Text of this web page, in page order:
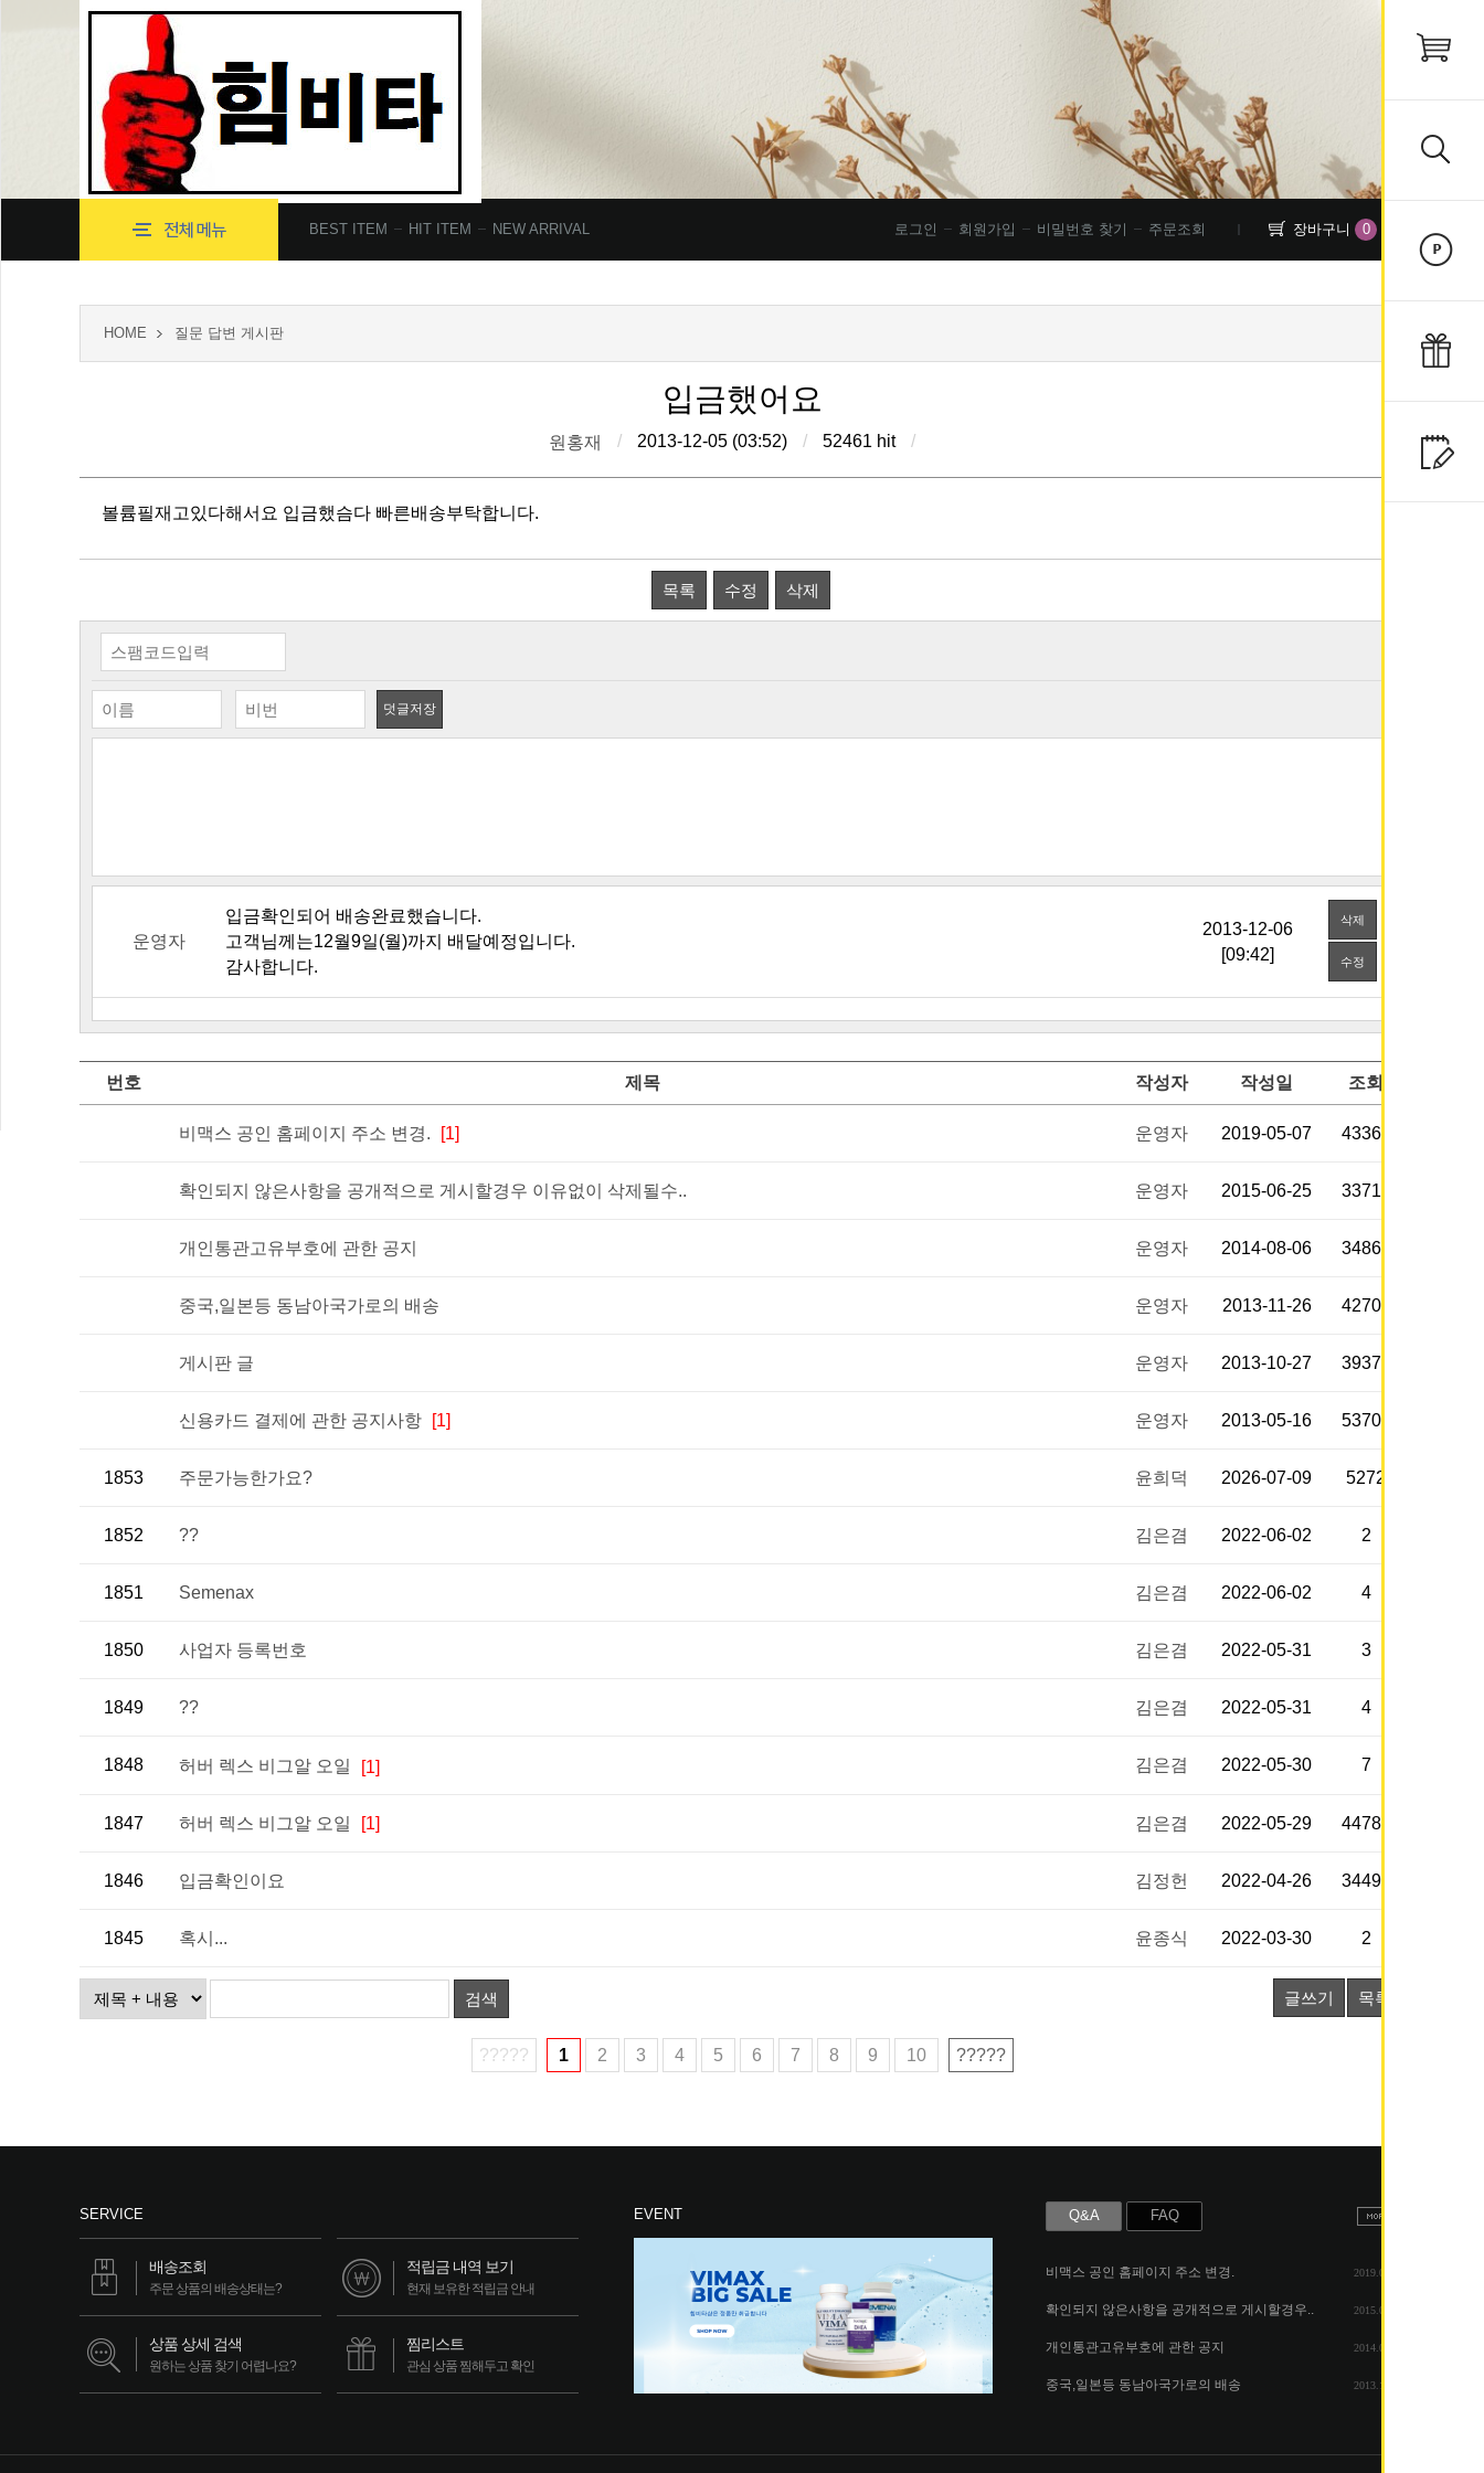
BEST ITEM HIT ITEM NEW ARRIVAL 장바구니 0
주문조회
비밀번호 찾기
회원가입
로그인
HOME 질문 답변 게시판
입금했어요
원홍재 / 2013-12-05 (03:52) / 52461 hit /
볼륨필재고있다해서요 입금했슴다 빠른배송부탁합니다.
목록 수정 삭제
덧글저장
운영자
입금확인되어 배송완료했습니다.
고객님께는12월9일(월)까지 배달예정입니다.
감사합니다.
[09:42]
삭제
수정
번호 제목 작성자 작성일 조회
비맥스 공인 홈페이지 주소 변경. [1] 운영자 2019-05-07 43369
확인되지 않은사항을 공개적으로 게시할경우 이유없이 삭제될수.. 운영자 2015-06-25 33717
개인통관고유부호에 관한 공지 운영자 2014-08-06 34865
중국,일본등 동남아국가로의 배송 운영자 2013-11-26 42707
게시판 글 운영자 2013-10-27 39377
신용카드 결제에 관한 공지사항 [1] 운영자 2013-05-16 53708
1853 주문가능한가요? 윤희덕 2026-07-09 5272
1852 ?? 김은겸 2022-06-02 2
1851 Semenax 김은겸 2022-06-02 4
1850 사업자 등록번호 김은겸 2022-05-31 3
1849 ?? 김은겸 2022-05-31 4
1848 허버 렉스 비그알 오일 [1] 김은겸 2022-05-30 7
1847 허버 렉스 비그알 오일 [1] 김은겸 2022-05-29 44783
1846 입금확인이요 김정헌 2022-04-26 34496
1845 혹시... 윤종식 2022-03-30 2
검색 글쓰기 목록
????? 1 2 3 4 5 6 7 8 9 10 ?????
SERVICE
배송조회
주문 상품의 배송상태는?
적립금 내역 보기
현재 보유한 적립금 안내
상품 상세 검색
원하는 상품 찾기 어렵나요?
찜리스트
관심 상품 찜해두고 확인
EVENT Q&A FAQ
비맥스 공인 홈페이지 주소 변경. 2019.05.07
확인되지 않은사항을 공개적으로 게시할경우.. 2015.06.25
개인통관고유부호에 관한 공지 2014.08.06
중국,일본등 동남아국가로의 배송 2013.11.26